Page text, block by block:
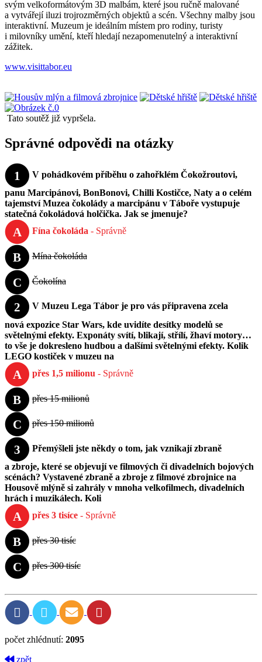
svým velkoformátovým 3D malbám, které jsou ručně malované
a vytvářejí iluzi trojrozměrných objektů a scén. Všechny malby jsou
interaktivní. Muzeum je ideálním místem pro rodiny, turisty
i milovníky umění, kteří hledají nezapomenutelný a interaktivní
zážitek.
www.visittabor.eu
Tato soutěž již vypršela.
Správné odpovědi na otázky
1
V pohádkovém příběhu o zahořklém Čokožroutovi,
panu Marcipánovi, BonBonovi, Chilli Kostičce, Naty a o celém
tajemství Muzea čokolády a marcipánu v Táboře vystupuje
statečná čokoládová holčička. Jak se jmenuje?
A Fína čokoláda - Správně
B Mína čokoláda
C Čokolína
2
V Muzeu Lega Tábor je pro vás připravena zcela
nová expozice Star Wars, kde uvidíte desítky modelů se
světelnými efekty. Exponáty svítí, blikají, střílí, žhaví motory…
to vše je dokresleno hudbou a dalšími světelnými efekty. Kolik
LEGO kostiček v muzeu na
A přes 1,5 milionu - Správně
B přes 15 milionů
C přes 150 milionů
3
Přemýšleli jste někdy o tom, jak vznikají zbraně
a zbroje, které se objevují ve filmových či divadelních bojových
scénách? Vystavené zbraně a zbroje z filmové zbrojnice na
Housově mlýně si zahrály v mnoha velkofilmech, divadelních
hrách i muzikálech. Koli
A přes 3 tisíce- Správně
B přes 30 tisíc
C přes 300 tisíc
počet zhlédnutí: 2095
zpět